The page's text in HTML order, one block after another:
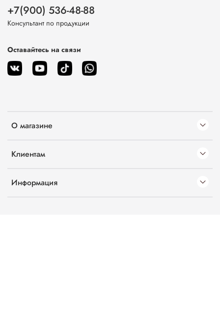
О магазине
Клиентам
Информация
+7(900) 536-48-88
Консультант по продукции
Оставайтесь на связи